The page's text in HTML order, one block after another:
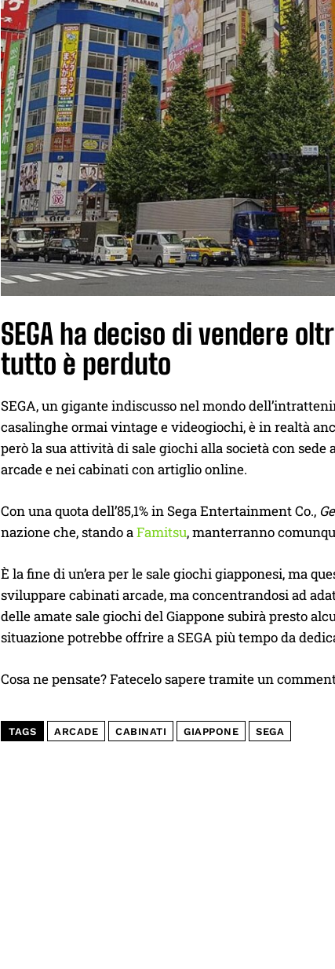
SEGA ha deciso di vendere
tutto è perduto
SEGA, un gigante indiscusso nel mondo
casalinghe ormai vintage e videogiochi, è in realtà
però la sua attività di sale giochi alla società con sede
arcade e nei cabinati con artiglio online.
Con una quota dell’85,1% in Sega Entertainment Co.,
nazione che, stando aFamitsu, manterranno
È la fine di un’era per le sale giochi giapponesi, ma
sviluppare cabinati arcade, ma concentrandosi ad
delle amate sale giochi del Giappone subirà presto
situazione potrebbe offrire a SEGA più tempo da
Cosa ne pensate? Fatecelo sapere tramite un
TAGS ARCADE CABINATI GIAPPONE SEGA